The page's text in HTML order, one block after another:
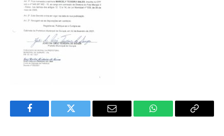
Facebook Twitter
E-
WhatsApp Copiar